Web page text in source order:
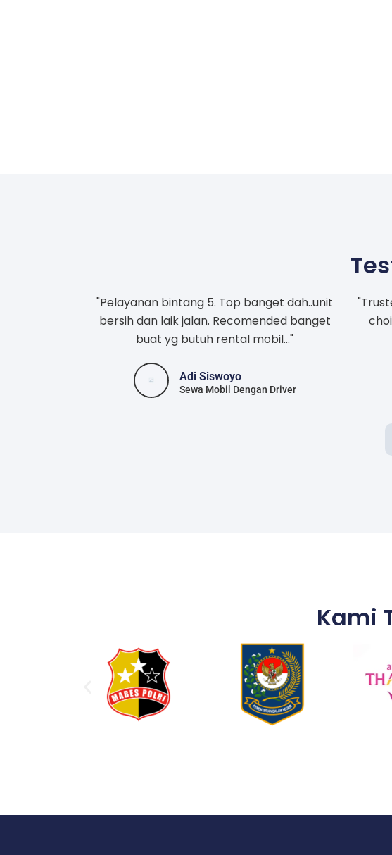
"Pelayanan bintang 5. Top banget dah..unit
bersih dan laik jalan. Recomended banget
buat yg butuh rental mobil..."
Adi Siswoyo
Sewa Mobil Dengan Driver
Kami